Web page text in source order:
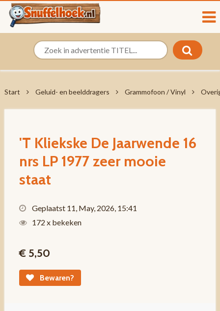
Start Geluid- en beelddragers Grammofoon / Vinyl
'T Kliekske De Jaarwende 16
nrs LP 1977 zeer mooie
staat
Geplaatst 11, May, 2026, 15:41
172 x bekeken
€ 5,50
Bewaren?